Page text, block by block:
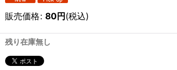
販売価格: 80円(税込)
残り在庫無し